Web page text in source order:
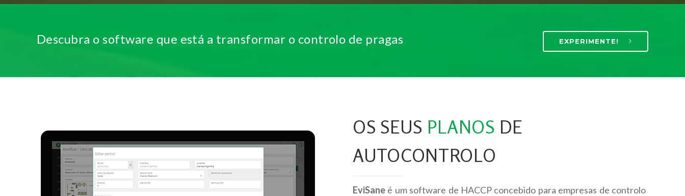
Descubra o software que está a transformar o controlo de pragas EXPERIMENTE!
OS SEUS PLANOS DE
AUTOCONTROLO
EviSane é um software de HACCP concebido para empresas de controlo